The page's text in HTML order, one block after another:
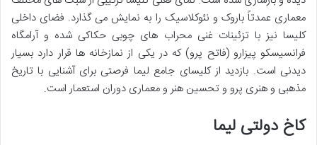
معماری عمدتاً باروک و نئوکلاسیک را به نمایش می گذارد. فضای داخلی
کلیسا نیز با تزئینات غنی محراب های چوبی حکاکی شده و آرامگاه
فرانسیسکو پیزارو (فاتح پرو) که در یکی از نمازخانه ها قرار دارد بسیار
دیدنی است. بازدید از کلیسای جامع لیما فرصتی برای آشنایی با تاریخ
مذهبی و هنری پرو و تحسین هنر و معماری دوران استعمار است.
کاخ دولتی لیما